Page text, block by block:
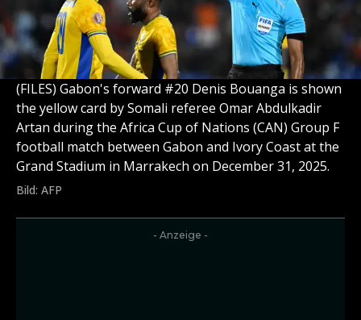
(FILES) Gabon's forward #20 Denis Bouanga is shown
the yellow card by Somali referee Omar Abdulkadir
Artan during the Africa Cup of Nations (CAN) Group F
football match between Gabon and Ivory Coast at the
Grand Stadium in Marrakech on December 31, 2025.
Bild: AFP
- Anzeige -